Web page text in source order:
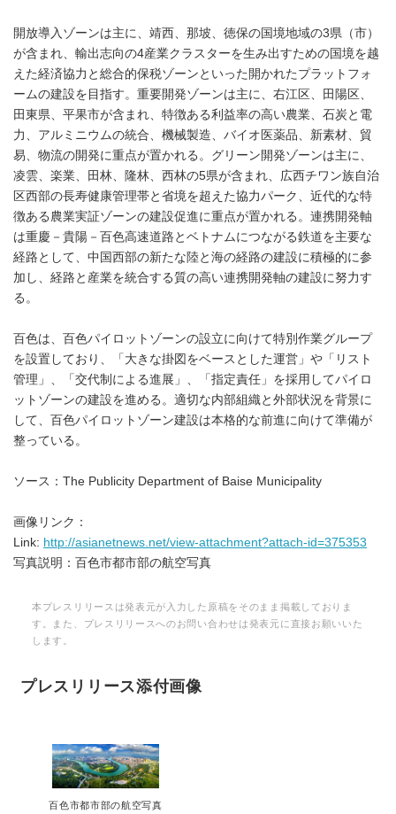
開放導入ゾーンは主に、靖西、那坡、徳保の国境地域の3県（市）
が含まれ、輸出志向の4産業クラスターを生み出すための国境を越
えた経済協力と総合的保税ゾーンといった開かれたプラットフォ
ームの建設を目指す。重要開発ゾーンは主に、右江区、田陽区、
田東県、平果市が含まれ、特徴ある利益率の高い農業、石炭と電
力、アルミニウムの統合、機械製造、バイオ医薬品、新素材、貿
易、物流の開発に重点が置かれる。グリーン開発ゾーンは主に、
凌雲、楽業、田林、隆林、西林の5県が含まれ、広西チワン族自治
区西部の長寿健康管理帯と省境を超えた協力パーク、近代的な特
徴ある農業実証ゾーンの建設促進に重点が置かれる。連携開発軸
は重慶－貴陽－百色高速道路とベトナムにつながる鉄道を主要な
経路として、中国西部の新たな陸と海の経路の建設に積極的に参
加し、経路と産業を統合する質の高い連携開発軸の建設に努力す
る。
百色は、百色パイロットゾーンの設立に向けて特別作業グループ
を設置しており、「大きな掛図をベースとした運営」や「リスト
管理」、「交代制による進展」、「指定責任」を採用してパイロ
ットゾーンの建設を進める。適切な内部組織と外部状況を背景に
して、百色パイロットゾーン建設は本格的な前進に向けて準備が
整っている。
ソース：The Publicity Department of Baise Municipality
画像リンク：
Link: http://asianetnews.net/view-attachment?attach-id=375353
写真説明：百色市都市部の航空写真
本プレスリリースは発表元が入力した原稿をそのまま掲載しておりま
す。また、プレスリリースへのお問い合わせは発表元に直接お願いいた
します。
プレスリリース添付画像
百色市都市部の航空写真